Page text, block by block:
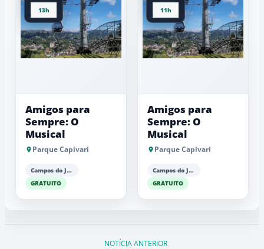
13h
Amigos para
Sempre: O
Musical
Parque Capivari
Campos do Jordão
GRATUITO
11h
Amigos para
Sempre: O
Musical
Parque Capivari
Campos do Jordão
GRATUITO
NOTÍCIA ANTERIOR